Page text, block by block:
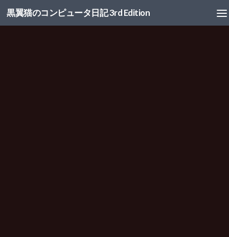
コンテンツへスキップ
黒翼猫のコンピュータ日記 3rd Edition